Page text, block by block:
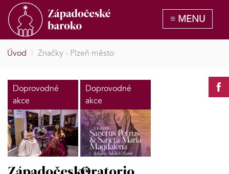
Úvod | Značky - Plzeň město
Doprovodné
akce
Doprovodné
akce